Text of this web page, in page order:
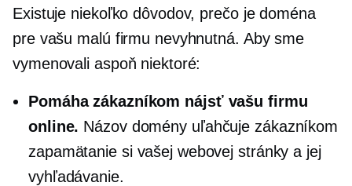
Existuje niekoľko dôvodov, prečo je doména
pre vašu malú firmu nevyhnutná. Aby sme
vymenovali aspoň niektoré:
Pomáha zákazníkom nájsť vašu firmu
online. Názov domény uľahčuje zákazníkom
zapamätanie si vašej webovej stránky a jej
vyhľadávanie.